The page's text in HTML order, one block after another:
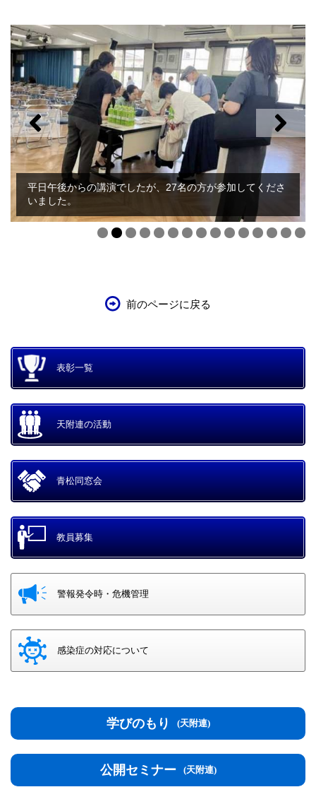
平日午後からの講演でしたが、27名の方が参加してくださ
いました。
前のページに戻る
表彰一覧
天附連の活動
青松同窓会
教員募集
警報発令時・危機管理
感染症の対応について
学びのもり (天附連)
公開セミナー (天附連)